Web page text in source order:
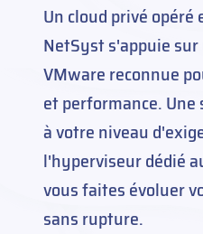
Un cloud privé opéré
NetSyst s'appuie
VMware reconnue
et performance.
à votre niveau
l'hyperviseur dédié
vous faites évoluer
sans rupture.